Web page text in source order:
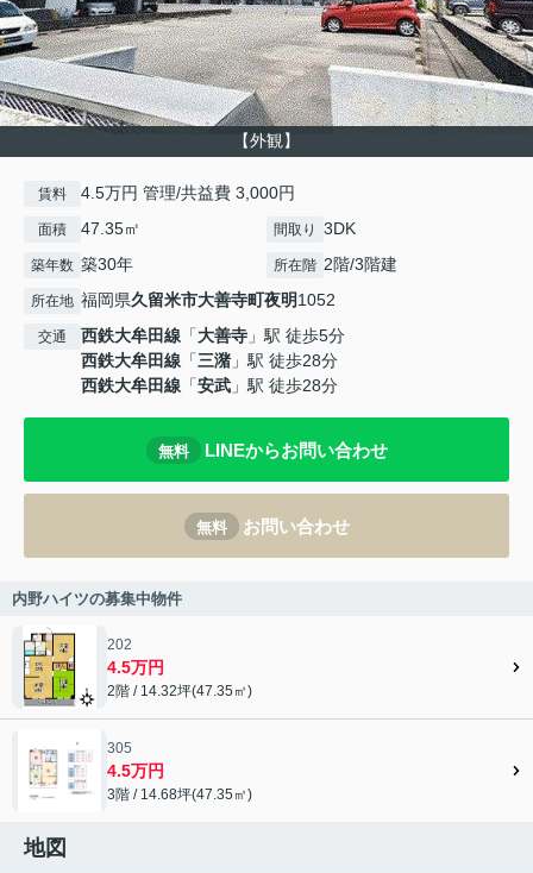
【外観】
賃料 4.5万円 管理/共益費 3,000円
面積 47.35㎡ 間取り 3DK
築年数 築30年 所在階 2階/3階建
所在地 福岡県久留米市大善寺町夜明1052
交通 西鉄大牟田線 「大善寺 」駅 徒歩5分
西鉄大牟田線 「三潴 」駅 徒歩28分
西鉄大牟田線 「安武 」駅 徒歩28分
無料 LINEからお問い合わせ
無料 お問い合わせ
内野ハイツの募集中物件
202
4.5万円
2階 / 14.32坪(47.35㎡)
305
4.5万円
3階 / 14.68坪(47.35㎡)
地図